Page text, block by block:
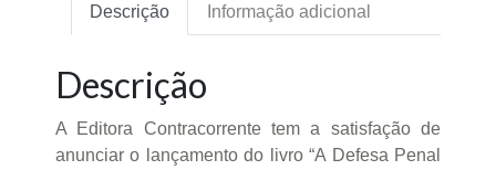
Descrição Informação adicional
Descrição
A Editora Contracorrente tem a satisfação de
anunciar o lançamento do livro “A Defesa Penal